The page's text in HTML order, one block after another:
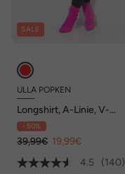
SALE
ULLA POPKEN
Longshirt, A-Linie, V-
Ausschnitt, 3/4-Arm
- 50%
39,99€ 19,99€
4.5
(140)